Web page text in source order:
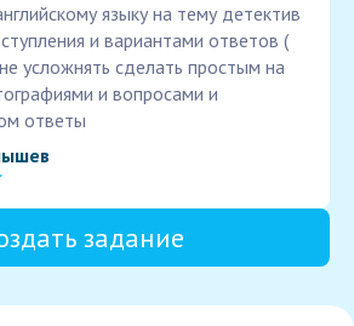
языку на тему детектив
и вариантами ответов (
усложнять сделать простым на
и вопросами и
ответы
задание